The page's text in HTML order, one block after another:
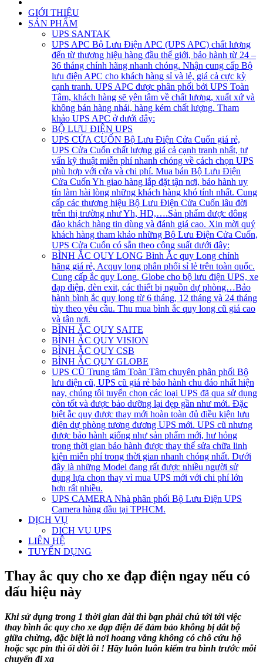
GIỚI THIỆU
SẢN PHẨM
UPS SANTAK
UPS APC Bộ Lưu Điện APC (UPS APC) chất lượng
đến từ thương hiệu hàng đầu thế giới, bảo hành từ 24 –
36 tháng chính hãng nhanh chóng. Nhận cung cấp Bộ
lưu điện APC cho khách hàng sỉ và lẻ, giá cả cực kỳ
cạnh tranh. UPS APC được phân phối bởi UPS Toàn
Tâm, khách hàng sẽ yên tâm về chất lượng, xuất xứ và
không bán hàng nhái, hàng kém chất lượng. Tham
khảo UPS APC ở dưới đây:
BỘ LƯU ĐIỆN UPS
UPS CỬA CUỐN Bộ Lưu Điện Cửa Cuốn giá rẻ,
UPS Cửa Cuốn chất lượng giá cả cạnh tranh nhất, tư
vấn kỹ thuật miễn phí nhanh chóng về cách chọn UPS
phù hợp với cửa và chi phí. Mua bán Bộ Lưu Điện
Cửa Cuốn Yh giao hàng lắp đặt tận nơi, bảo hành uy
tín làm hài lòng những khách hàng khó tính nhất. Cung
cấp các thương hiệu Bộ Lưu Điện Cửa Cuốn lâu đời
trên thị trường như Yh, HD,….Sản phẩm được đông
đảo khách hàng tin dùng và đánh giá cao. Xin mời quý
khách hàng tham khảo những Bộ Lưu Điện Cửa Cuốn,
UPS Cửa Cuốn có sẵn theo công suất dưới đây:
BÌNH ẮC QUY LONG Bình Ắc quy Long chính
hãng giá rẻ, Acquy long phân phối sỉ lẻ trên toàn quốc.
Cung cấp ắc quy Long, Globe cho bộ lưu điện UPS, xe
đạp điện, đèn exit, các thiết bị nguồn dự phòng…Bảo
hành bình ắc quy long từ 6 tháng, 12 tháng và 24 tháng
tùy theo yêu cầu. Thu mua bình ắc quy long cũ giá cao
và tận nơi.
BÌNH ẮC QUY SAITE
BÌNH ẮC QUY VISION
BÌNH ẮC QUY CSB
BÌNH ẮC QUY GLOBE
UPS CŨ Trung tâm Toàn Tâm chuyên phân phối Bộ
lưu điện cũ, UPS cũ giá rẻ bảo hành chu đáo nhất hiện
nay, chúng tôi tuyển chọn các loại UPS đã qua sử dụng
còn tốt và được bảo dưỡng lại đẹp gần như mới. Đặc
biệt ắc quy được thay mới hoàn toàn đủ điều kiện lưu
điện dự phòng tương đương UPS mới. UPS cũ nhưng
được bảo hành giống như sản phẩm mới, hư hỏng
trong thời gian bảo hành được thay thế sửa chữa linh
kiện miễn phí trong thời gian nhanh chóng nhất. Dưới
đây là những Model đang rất được nhiều người sử
dụng lựa chọn thay vì mua UPS mới với chi phí lớn
hơn rất nhiều.
UPS CAMERA Nhà phân phối Bộ Lưu Điện UPS
Camera hàng đầu tại TPHCM.
DỊCH VỤ
DICH VU UPS
LIÊN HỆ
TUYỂN DỤNG
Thay ắc quy cho xe đạp điện ngay nếu có
dấu hiệu này
Khi sử dụng trong 1 thời gian dài thì bạn phải chú tới tới việc
thay bình ắc quy cho xe đạp điện để đảm bảo không bị dắt bộ
giữa chừng, đặc biệt là nơi hoang vắng không có chỗ cứu hộ
hoặc sạc pin thì ối dời ôi ! Hãy luôn luôn kiểm tra bình trước mỗi
chuyến đi xa